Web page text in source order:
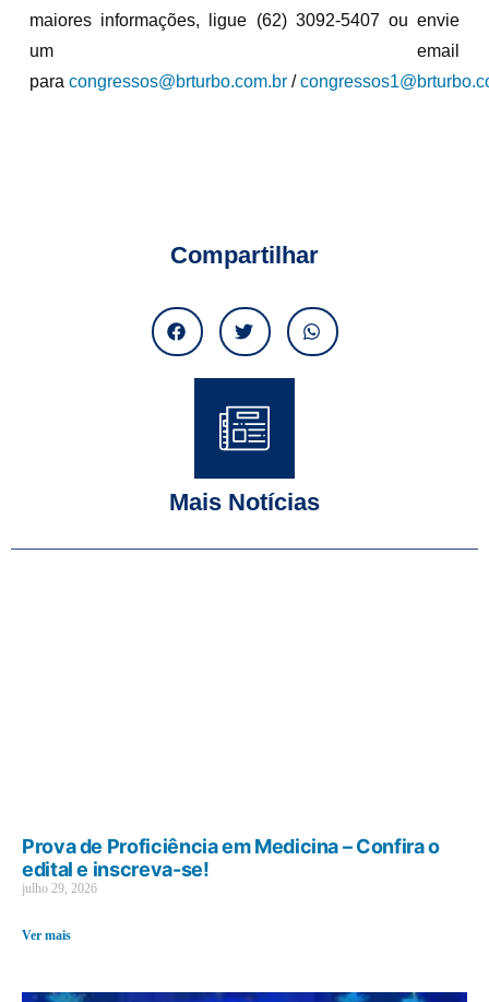
maiores informações, ligue (62) 3092-5407 ou envie
um email
para congressos@brturbo.com.br /
Compartilhar
Mais Notícias
Prova de Proficiência em Medicina – Confira o
edital e inscreva-se!
julho 29, 2026
Ver mais